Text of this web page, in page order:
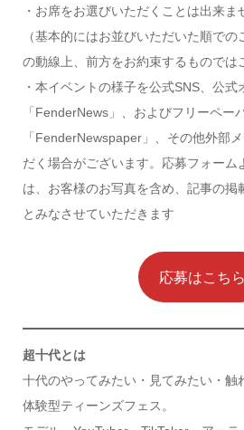
・お席をお選びいただくことは出来
（基本的にはお並びいただいた順で
の動線上、前方をお約束するものでは
・本イベントの様子を公式SNS、公式
「FenderNews」、およびフリーペー
「FenderNewspaper」、その他外部
だく場合がございます。応募フォーム
は、お客様のお写真を含め、記事の掲
とみなさせていただきます
応募はこちら
超十代とは
十代のやってみたい・見てみたい・触
体験型ティーンズフェス。